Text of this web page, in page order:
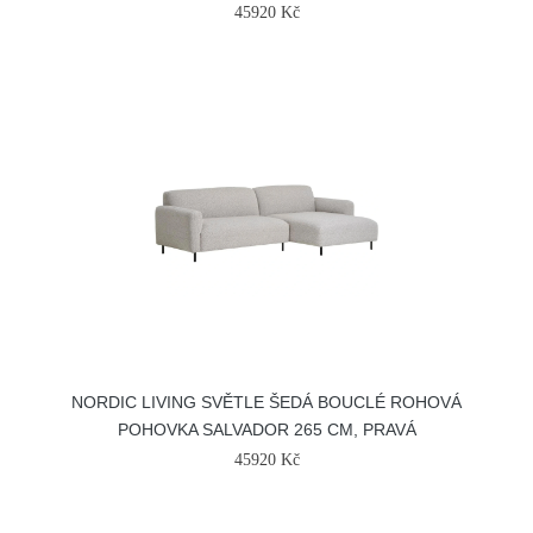
45920 Kč
NORDIC LIVING SVĚTLE ŠEDÁ BOUCLÉ ROHOVÁ
POHOVKA SALVADOR 265 CM, PRAVÁ
45920 Kč